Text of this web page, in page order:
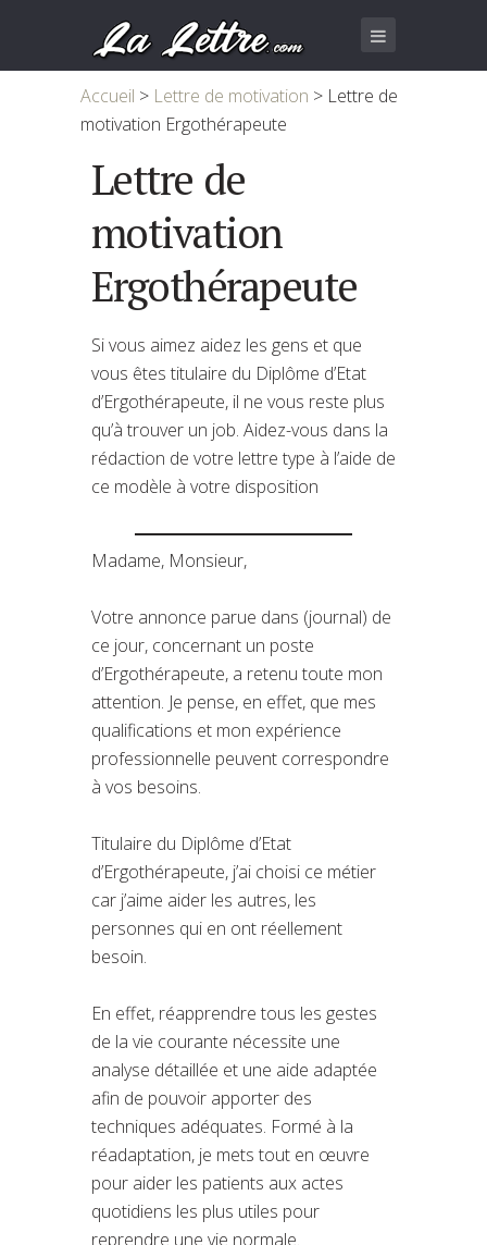
Accueil > Lettre de motivation > Lettre de
motivation Ergothérapeute
Lettre de
motivation
Ergothérapeute
Si vous aimez aidez les gens et que
vous êtes titulaire du Diplôme d’Etat
d’Ergothérapeute, il ne vous reste plus
qu’à trouver un job. Aidez-vous dans la
rédaction de votre lettre type à l’aide de
ce modèle à votre disposition
Madame, Monsieur,
Votre annonce parue dans (journal) de
ce jour, concernant un poste
d’Ergothérapeute, a retenu toute mon
attention. Je pense, en effet, que mes
qualifications et mon expérience
professionnelle peuvent correspondre
à vos besoins.
Titulaire du Diplôme d’Etat
d’Ergothérapeute, j’ai choisi ce métier
car j’aime aider les autres, les
personnes qui en ont réellement
besoin.
En effet, réapprendre tous les gestes
de la vie courante nécessite une
analyse détaillée et une aide adaptée
afin de pouvoir apporter des
techniques adéquates. Formé à la
réadaptation, je mets tout en œuvre
pour aider les patients aux actes
quotidiens les plus utiles pour
reprendre une vie normale.